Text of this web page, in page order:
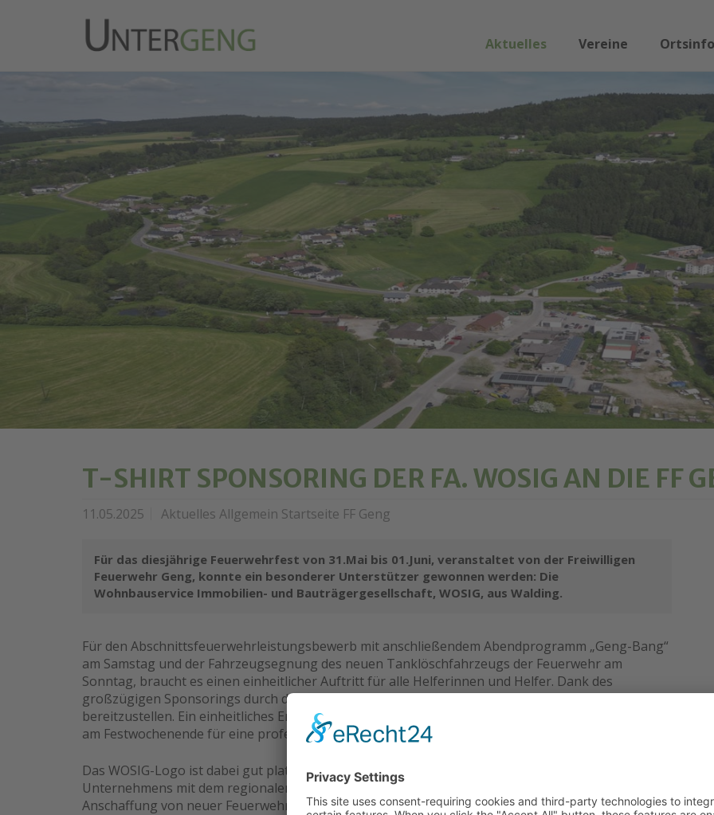
Aktuelles Vereine
T-SHIRT SPONSORING DER FA. WOSIG AN DIE FF
11.05.2025 Aktuelles Allgemein Startseite FF Geng
Für das diesjährige Feuerwehrfest von 31.Mai bis 01.Juni, veranstaltet von der Freiwilligen
Feuerwehr Geng, konnte ein besonderer Unterstützer gewonnen werden: Die
Wohnbauservice Immobilien- und Bauträgergesellschaft, WOSIG, aus Walding.
Für den Abschnittsfeuerwehrleistungsbewerb mit anschließendem Abendprogramm „Geng-Bang“
am Samstag und der Fahrzeugsegnung des neuen Tanklöschfahrzeugs der Feuerwehr am
Sonntag, braucht es einen einheitlicher Auftritt für alle Helferinnen und Helfer. Dank des
großzügigen Sponsorings durch die Firma WOSIG war es möglich, hochwertige Shirts
bereitzustellen. Ein einheitliches Erscheinungsbild sorgt im Vorhinein für die nötige Werbung und
am Festwochenende für eine professionelle Außendarstellung.
Das WOSIG-Logo ist dabei gut platziert am Rücken zu sehen und zeigt, die Verbundenheit des
Unternehmens mit dem regionalen Event. Das Event stärkt den Zusammenhalt. Der Erlös dient der
Anschaffung von neuer Feuerwehrausrüstung.